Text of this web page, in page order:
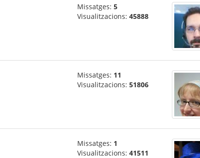
Missatges: 5
Visualitzacions: 45888
Missatges: 11
Visualitzacions: 51806
Missatges: 1
Visualitzacions: 41511